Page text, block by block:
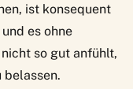
ist konsequent
es ohne
so gut anfühlt,
belassen.